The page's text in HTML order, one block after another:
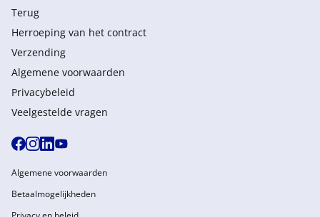
Terug
Herroeping van het contract
Verzending
Algemene voorwaarden
Privacybeleid
Veelgestelde vragen
Algemene voorwaarden
Betaalmogelijkheden